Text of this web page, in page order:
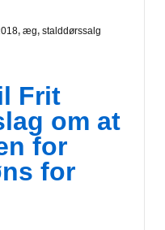
, æg, stalddørssalg
Frit
om at
for
for